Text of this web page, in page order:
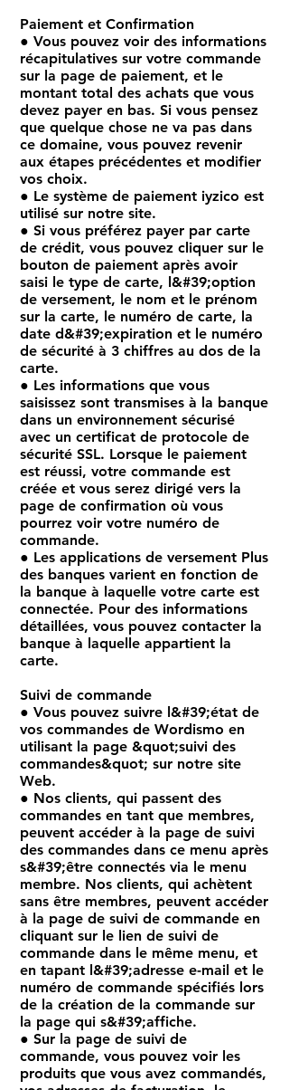
Paiement et Confirmation
● Vous pouvez voir des informations
récapitulatives sur votre commande
sur la page de paiement, et le
montant total des achats que vous
devez payer en bas. Si vous pensez
que quelque chose ne va pas dans
ce domaine, vous pouvez revenir
aux étapes précédentes et modifier
vos choix.
● Le système de paiement iyzico est
utilisé sur notre site.
● Si vous préférez payer par carte
de crédit, vous pouvez cliquer sur le
bouton de paiement après avoir
saisi le type de carte, l&#39;option
de versement, le nom et le prénom
sur la carte, le numéro de carte, la
date d&#39;expiration et le numéro
de sécurité à 3 chiffres au dos de la
carte.
● Les informations que vous
saisissez sont transmises à la banque
dans un environnement sécurisé
avec un certificat de protocole de
sécurité SSL. Lorsque le paiement
est réussi, votre commande est
créée et vous serez dirigé vers la
page de confirmation où vous
pourrez voir votre numéro de
commande.
● Les applications de versement Plus
des banques varient en fonction de
la banque à laquelle votre carte est
connectée. Pour des informations
détaillées, vous pouvez contacter la
banque à laquelle appartient la
carte.
Suivi de commande
● Vous pouvez suivre l&#39;état de
vos commandes de Wordismo en
utilisant la page &quot;suivi des
commandes&quot; sur notre site
Web.
● Nos clients, qui passent des
commandes en tant que membres,
peuvent accéder à la page de suivi
des commandes dans ce menu après
s&#39;être connectés via le menu
membre. Nos clients, qui achètent
sans être membres, peuvent accéder
à la page de suivi de commande en
cliquant sur le lien de suivi de
commande dans le même menu, et
en tapant l&#39;adresse e-mail et le
numéro de commande spécifiés lors
de la création de la commande sur
la page qui s&#39;affiche.
● Sur la page de suivi de
commande, vous pouvez voir les
produits que vous avez commandés,